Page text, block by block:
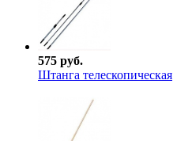
575 руб.
Штанга телескопическая